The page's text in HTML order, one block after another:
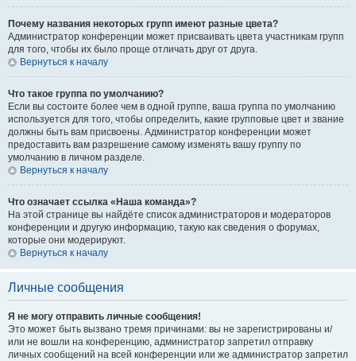
Почему названия некоторых групп имеют разные цвета?
Администратор конференции может присваивать цвета участникам групп
для того, чтобы их было проще отличать друг от друга.
Вернуться к началу
Что такое группа по умолчанию?
Если вы состоите более чем в одной группе, ваша группа по умолчанию
используется для того, чтобы определить, какие групповые цвет и звание
должны быть вам присвоены. Администратор конференции может
предоставить вам разрешение самому изменять вашу группу по
умолчанию в личном разделе.
Вернуться к началу
Что означает ссылка «Наша команда»?
На этой странице вы найдёте список администраторов и модераторов
конференции и другую информацию, такую как сведения о форумах,
которые они модерируют.
Вернуться к началу
Личные сообщения
Я не могу отправить личные сообщения!
Это может быть вызвано тремя причинами: вы не зарегистрированы и/
или не вошли на конференцию, администратор запретил отправку
личных сообщений на всей конференции или же администратор запретил